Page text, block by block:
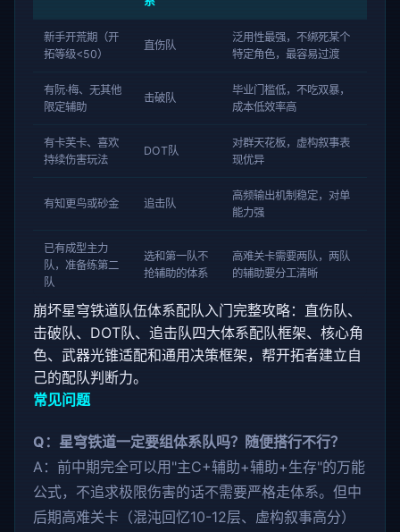
新手开荒期（开
拓等级<50）
直伤队
泛用性最强，不绑死某个
特定角色，最容易过渡
有阮·梅、无其他
限定辅助
击破队
毕业门槛低，不吃双暴，
成本低效率高
有卡芙卡、喜欢
持续伤害玩法
DOT队
对群天花板，虚构叙事表
现优异
有知更鸟或砂金 追击队
高频输出机制稳定，对单
能力强
已有成型主力
队，准备练第二
队
选和第一队不
抢辅助的体系
高难关卡需要两队，两队
的辅助要分工清晰
崩坏星穹铁道队伍体系配队入门完整攻略：直伤队、
击破队、DOT队、追击队四大体系配队框架、核心角
色、武器光锥适配和通用决策框架，帮开拓者建立自
己的配队判断力。
常见问题
Q：星穹铁道一定要组体系队吗？随便搭行不行？
A：前中期完全可以用"主C+辅助+辅助+生存"的万能
公式，不追求极限伤害的话不需要严格走体系。但中
后期高难关卡（混沌回忆10-12层、虚构叙事高分）